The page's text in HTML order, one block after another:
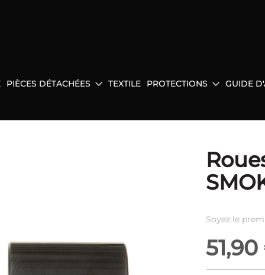
PIÈCES DÉTACHÉES TEXTILE PROTECTIONS GUIDE
Soyez le